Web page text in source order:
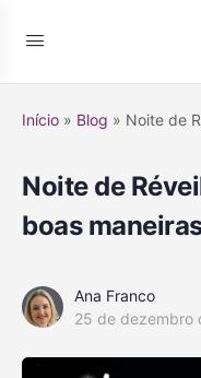
Início » Blog » Noite de
Noite de
boas
Ana Franco
25 de dezembro